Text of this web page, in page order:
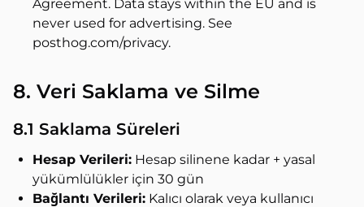
Agreement. Data stays within the EU and is
never used for advertising. See
posthog.com/privacy.
8. Veri Saklama ve Silme
8.1 Saklama Süreleri
Hesap Verileri: Hesap silinene kadar + yasal
yükümlülükler için 30 gün
Bağlantı Verileri: Kalıcı olarak veya kullanıcı